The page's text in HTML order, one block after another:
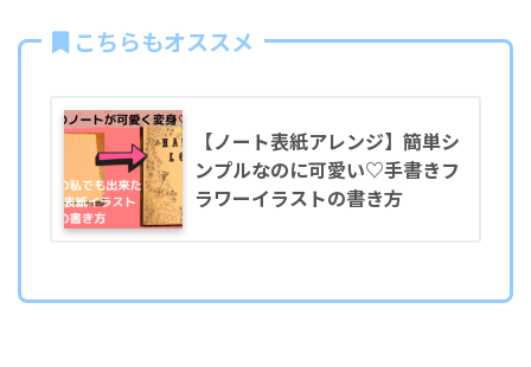
こちらもオススメ
【ノート表紙アレンジ】簡単シ
ンプルなのに可愛い♡手書きフ
ラワーイラストの書き方